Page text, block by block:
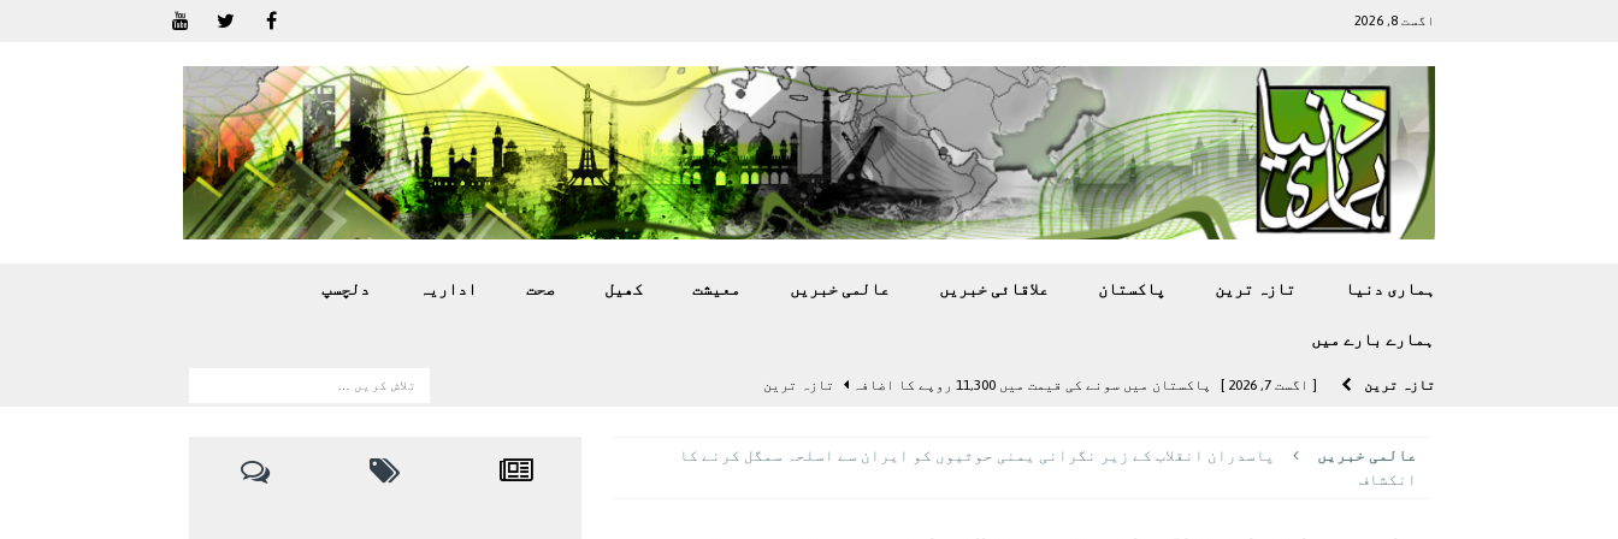
اگست 8, 2026
ہماری دنیا تازہ ترين پاکستان علاقائی خبريں عالمی خبريں معيشت کھيل صحت اداريہ دلچسپ
ہمارے بارے ميں
تازہ ترين [ اگست 7, 2026 ] پاکستان میں سونے کی قیمت میں 11,300 روپے کا اضافہ تازہ ترين
پاکستان
عالمی خبريں
پاسدران انقلاب کے زیر نگرانی یمنی حوثیوں کو ایران سے اسلحہ سمگل کرنے کا
انکشاف